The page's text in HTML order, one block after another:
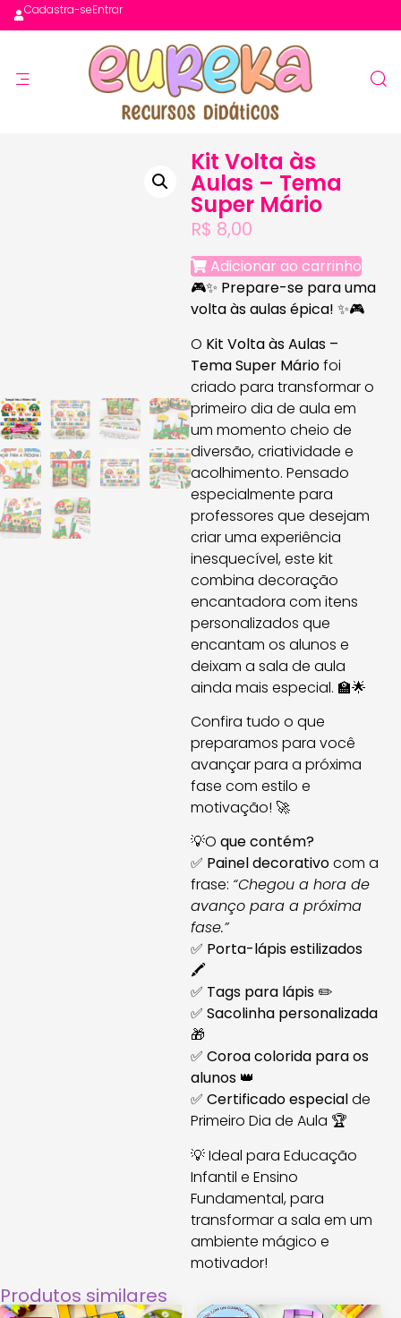
Cadastra-seEntrar
Kit Volta às
Aulas – Tema
Super Mário
R$ 8,00
Adicionar ao carrinho
🎮✨ Prepare-se para uma
volta às aulas épica! ✨🎮
O Kit Volta às Aulas –
Tema Super Máriofoi
criado para transformar o
primeiro dia de aula em
um momento cheio de
diversão, criatividade e
acolhimento. Pensado
especialmente para
professores que desejam
criar uma experiência
inesquecível, este kit
combina decoração
encantadora com itens
personalizados que
encantam os alunos e
deixam a sala de aula
ainda mais especial. 🏫🌟
Confira tudo o que
preparamos para você
avançar para a próxima
fase com estilo e
motivação! 🚀
💡O que contém?
✅ Painel decorativocom a
frase: “Chegou a hora de
avanço para a próxima
fase.”
✅ Porta-lápis estilizados
🖍️
✅ Tags para lápis✏️
✅ Sacolinha personalizada
🎁
✅ Coroa colorida para os
alunos👑
✅ Certificado especialde
Primeiro Dia de Aula 🏆
💡 Ideal para Educação
Infantil e Ensino
Fundamental, para
transformar a sala em um
ambiente mágico e
motivador!
Produtos similares